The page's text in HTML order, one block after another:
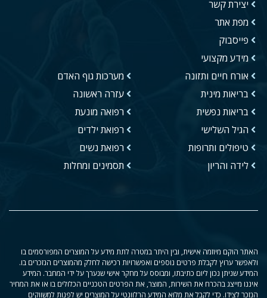
יצירת קשר
מפת אתר
פייסבוק
מידע מקצועי
אורח חיים ותזונה
בריאות מינית
בריאות נפשית
הגיל השלישי
טיפולים ותרופות
לידה והריון
מערכות גוף האדם
עזרה ראשונה
רפואה מונעת
רפואת ילדים
רפואת נשים
תסמינים ומחלות
האתר הוקם מיוזמה אישית, ובין היתר במטרה לתת מידע על המוצרים המפורסמים בו
ולאפשר ערוץ לקבלת פרטים נוספים ואפשרויות רכישה לחלק מהמוצרים הנזכרים בו.
המידע שניתן נכון ליום כתיבתו, ומבוסס על מחקר אישי שנערך על ידי המחבר. המידע
איננו מייצג בהכרח את השירות, המוצר, את הפרטים הטכניים הכלולים בו או את המחיר
הנזכר לצידו. כדי לקבל את מלוא המידע הרלוונטי על המוצרים יש לפנות למשווקים